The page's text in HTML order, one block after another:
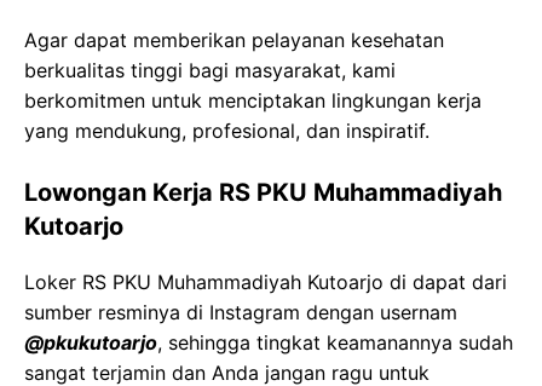
Agar dapat memberikan pelayanan kesehatan
berkualitas tinggi bagi masyarakat, kami
berkomitmen untuk menciptakan lingkungan kerja
yang mendukung, profesional, dan inspiratif.
Lowongan Kerja RS PKU Muhammadiyah
Kutoarjo
Loker RS PKU Muhammadiyah Kutoarjo di dapat dari
sumber resminya di Instagram dengan usernam
@pkukutoarjo, sehingga tingkat keamanannya sudah
sangat terjamin dan Anda jangan ragu untuk